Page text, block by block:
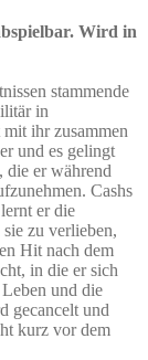
Wird in
stammende
in
ihr zusammen
und es gelingt
die er während
Cashs
er die
zu verlieben,
Hit nach dem
in die er sich
und die
gecancelt und
kurz vor dem